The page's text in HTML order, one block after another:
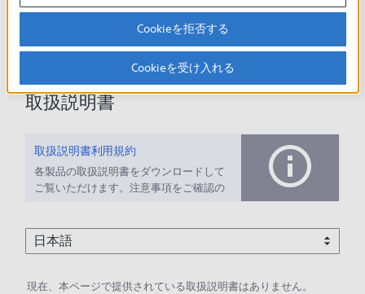
現在、本ページで提供されているアップデート情報はありませ
取扱説明書
取扱説明書利用規約
各製品の取扱説明書をダウンロードして
ご覧いただけます。注意事項をご確認の
現在、本ページで提供されている取扱説明書はありません。
Cookieを拒否する
Cookieを受け入れる